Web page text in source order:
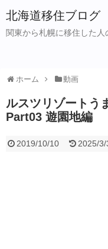
北海道移住ブログ
関東から札幌に移住した
ホーム 動画
ルスツリゾートう
Part03 遊園地編
2019/10/10 2025/3/